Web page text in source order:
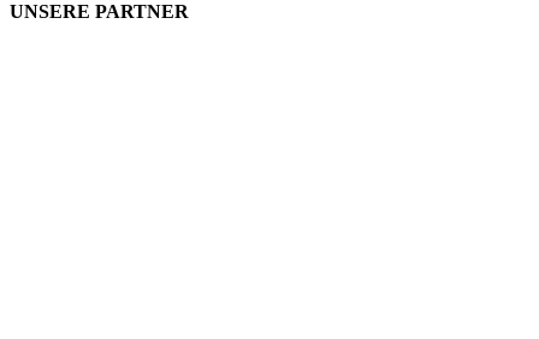
UNSERE PARTNER